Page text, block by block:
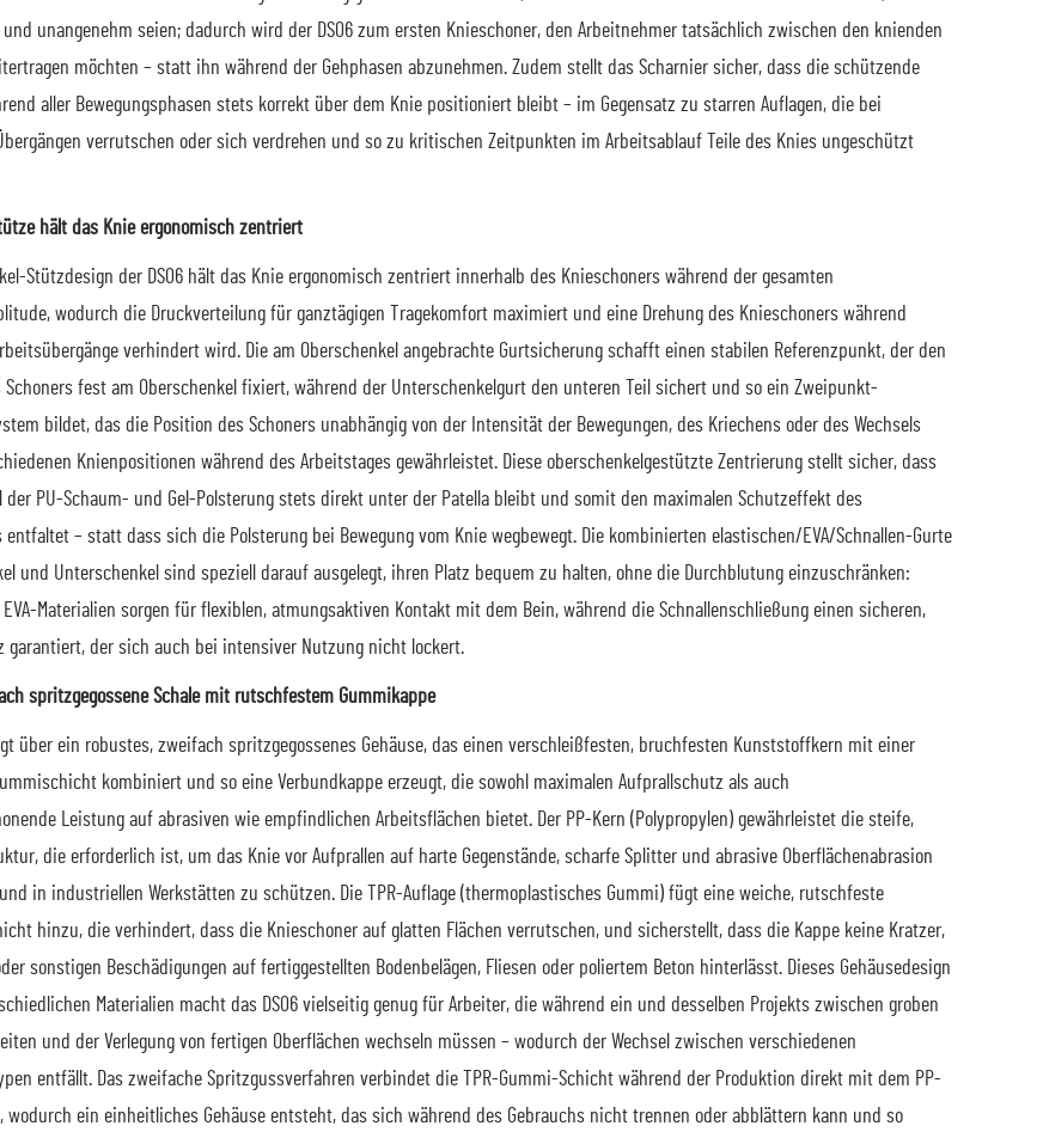
unangenehm seien; dadurch wird der DS06 zum ersten Knieschoner, den Arbeitnehmer tatsächlich zwischen den knienden
möchten – statt ihn während der Gehphasen abzunehmen. Zudem stellt das Scharnier sicher, dass die schützende
aller Bewegungsphasen stets korrekt über dem Knie positioniert bleibt – im Gegensatz zu starren Auflagen, die bei
verrutschen oder sich verdrehen und so zu kritischen Zeitpunkten im Arbeitsablauf Teile des Knies ungeschützt
hält das Knie ergonomisch zentriert
Stützdesign der DS06 hält das Knie ergonomisch zentriert innerhalb des Knieschoners während der gesamten
wodurch die Druckverteilung für ganztägigen Tragekomfort maximiert und eine Drehung des Knieschoners während
verhindert wird. Die am Oberschenkel angebrachte Gurtsicherung schafft einen stabilen Referenzpunkt, der den
Schoners fest am Oberschenkel fixiert, während der Unterschenkelgurt den unteren Teil sichert und so ein Zweipunkt-
bildet, das die Position des Schoners unabhängig von der Intensität der Bewegungen, des Kriechens oder des Wechsels
Knienpositionen während des Arbeitstages gewährleistet. Diese oberschenkelgestützte Zentrierung stellt sicher, dass
der PU-Schaum- und Gel-Polsterung stets direkt unter der Patella bleibt und somit den maximalen Schutzeffekt des
entfaltet – statt dass sich die Polsterung bei Bewegung vom Knie wegbewegt. Die kombinierten elastischen/EVA/Schnallen-Gurte
und Unterschenkel sind speziell darauf ausgelegt, ihren Platz bequem zu halten, ohne die Durchblutung einzuschränken:
Materialien sorgen für flexiblen, atmungsaktiven Kontakt mit dem Bein, während die Schnallenschließung einen sicheren,
garantiert, der sich auch bei intensiver Nutzung nicht lockert.
spritzgegossene Schale mit rutschfestem Gummikappe
über ein robustes, zweifach spritzgegossenes Gehäuse, das einen verschleißfesten, bruchfesten Kunststoffkern mit einer
kombiniert und so eine Verbundkappe erzeugt, die sowohl maximalen Aufprallschutz als auch
Leistung auf abrasiven wie empfindlichen Arbeitsflächen bietet. Der PP-Kern (Polypropylen) gewährleistet die steife,
die erforderlich ist, um das Knie vor Aufprallen auf harte Gegenstände, scharfe Splitter und abrasive Oberflächenabrasion
in industriellen Werkstätten zu schützen. Die TPR-Auflage (thermoplastisches Gummi) fügt eine weiche, rutschfeste
hinzu, die verhindert, dass die Knieschoner auf glatten Flächen verrutschen, und sicherstellt, dass die Kappe keine Kratzer,
sonstigen Beschädigungen auf fertiggestellten Bodenbelägen, Fliesen oder poliertem Beton hinterlässt. Dieses Gehäusedesign
Materialien macht das DS06 vielseitig genug für Arbeiter, die während ein und desselben Projekts zwischen groben
und der Verlegung von fertigen Oberflächen wechseln müssen – wodurch der Wechsel zwischen verschiedenen
entfällt. Das zweifache Spritzgussverfahren verbindet die TPR-Gummi-Schicht während der Produktion direkt mit dem PP-
wodurch ein einheitliches Gehäuse entsteht, das sich während des Gebrauchs nicht trennen oder abblättern kann und so